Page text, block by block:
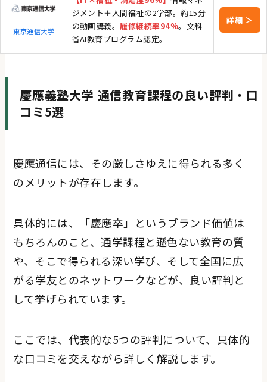
東京通信大学
ジメント＋人間福祉の2学部。約15分
の動画講義。履修継続率94%。文科
省AI教育プログラム認定。
詳細 ＞
慶應義塾大学 通信教育課程の良い評判・口
コミ5選
慶應通信には、その厳しさゆえに得られる多く
のメリットが存在します。
具体的には、「慶應卒」というブランド価値は
もちろんのこと、通学課程と遜色ない教育の質
や、そこで得られる深い学び、そして全国に広
がる学友とのネットワークなどが、良い評判と
して挙げられています。
ここでは、代表的な5つの評判について、具体的
な口コミを交えながら詳しく解説します。